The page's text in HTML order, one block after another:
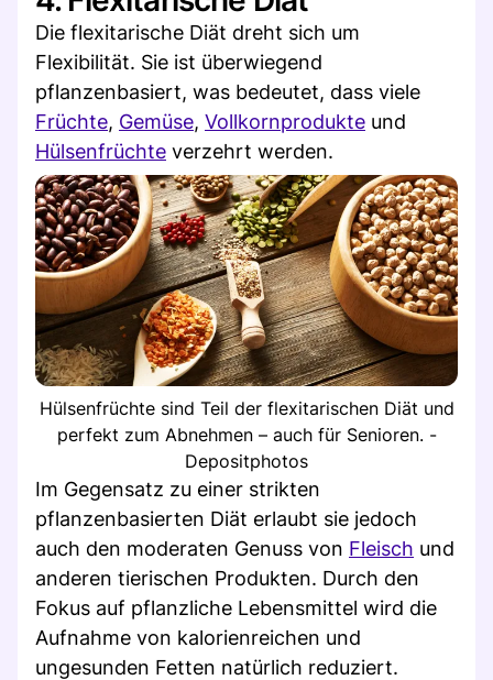
Die flexitarische Diät dreht sich um
Flexibilität. Sie ist überwiegend
pflanzenbasiert, was bedeutet, dass viele
Früchte, Gemüse, Vollkornprodukte und
Hülsenfrüchte verzehrt werden.
Hülsenfrüchte sind Teil der flexitarischen Diät und
perfekt zum Abnehmen – auch für Senioren. -
Depositphotos
Im Gegensatz zu einer strikten
pflanzenbasierten Diät erlaubt sie jedoch
auch den moderaten Genuss von Fleisch und
anderen tierischen Produkten. Durch den
Fokus auf pflanzliche Lebensmittel wird die
Aufnahme von kalorienreichen und
ungesunden Fetten natürlich reduziert.